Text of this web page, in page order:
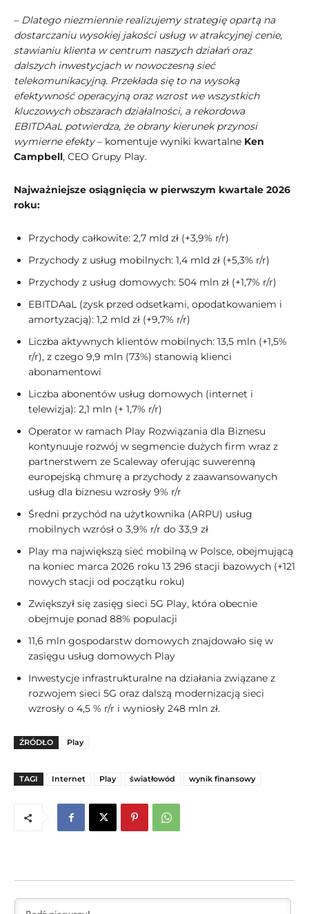
– Dlatego niezmiennie realizujemy strategię opartą na
dostarczaniu wysokiej jakości usług w atrakcyjnej cenie,
stawianiu klienta w centrum naszych działań oraz
dalszych inwestycjach w nowoczesną sieć
telekomunikacyjną. Przekłada się to na wysoką
efektywność operacyjną oraz wzrost we wszystkich
kluczowych obszarach działalności, a rekordowa
EBITDAaL potwierdza, że obrany kierunek przynosi
wymierne efekty– komentuje wyniki kwartalne Ken
Campbell, CEO Grupy Play.
Najważniejsze osiągnięcia w pierwszym kwartale 2026
roku:
Przychody całkowite: 2,7 mld zł (+3,9% r/r)
Przychody z usług mobilnych: 1,4 mld zł (+5,3% r/r)
Przychody z usług domowych: 504 mln zł (+1,7% r/r)
EBITDAaL (zysk przed odsetkami, opodatkowaniem i
amortyzacją): 1,2 mld zł (+9,7% r/r)
Liczba aktywnych klientów mobilnych: 13,5 mln (+1,5%
r/r), z czego 9,9 mln (73%) stanowią klienci
abonamentowi
Liczba abonentów usług domowych (internet i
telewizja): 2,1 mln (+ 1,7% r/r)
Operator w ramach Play Rozwiązania dla Biznesu
kontynuuje rozwój w segmencie dużych firm wraz z
partnerstwem ze Scaleway oferując suwerenną
europejską chmurę a przychody z zaawansowanych
usług dla biznesu wzrosły 9% r/r
Średni przychód na użytkownika (ARPU) usług
mobilnych wzrósł o 3,9% r/r do 33,9 zł
Play ma największą sieć mobilną w Polsce, obejmującą
na koniec marca 2026 roku 13 296 stacji bazowych (+121
nowych stacji od początku roku)
Zwiększył się zasięg sieci 5G Play, która obecnie
obejmuje ponad 88% populacji
11,6 mln gospodarstw domowych znajdowało się w
zasięgu usług domowych Play
Inwestycje infrastrukturalne na działania związane z
rozwojem sieci 5G oraz dalszą modernizacją sieci
wzrosły o 4,5 % r/r i wyniosły 248 mln zł.
ŹRÓDŁO Play
TAGI Internet Play światłowód wynik finansowy